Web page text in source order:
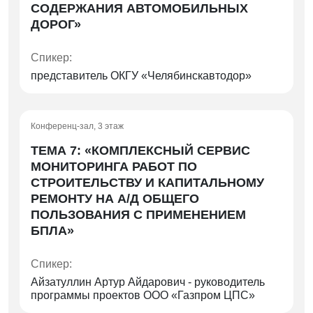
СОДЕРЖАНИЯ АВТОМОБИЛЬНЫХ
ДОРОГ»
Спикер:
представитель ОКГУ «Челябинскавтодор»
Конференц-зал, 3 этаж
ТЕМА 7: «КОМПЛЕКСНЫЙ СЕРВИС
МОНИТОРИНГА РАБОТ ПО
СТРОИТЕЛЬСТВУ И КАПИТАЛЬНОМУ
РЕМОНТУ НА А/Д ОБЩЕГО
ПОЛЬЗОВАНИЯ С ПРИМЕНЕНИЕМ
БПЛА»
Спикер:
Айзатуллин Артур Айдарович - руководитель
программы проектов ООО «Газпром ЦПС»